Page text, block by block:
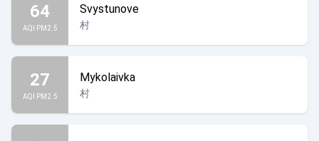
64
AQI PM2.5
Svystunove
村
27
AQI PM2.5
Mykolaivka
村